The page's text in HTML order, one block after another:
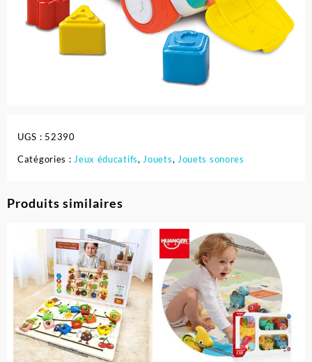
UGS : 52390
Catégories :Jeux éducatifs,Jouets, Jouets sonores
Produits similaires